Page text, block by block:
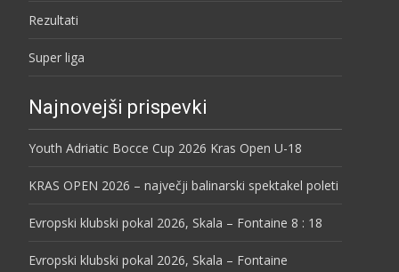
Rezultati
Super liga
Najnovejši prispevki
Youth Adriatic Bocce Cup 2026 Kras Open U-18
KRAS OPEN 2026 – največji balinarski spektakel poleti
Evropski klubski pokal 2026, Skala – Fontaine 8 : 18
Evropski klubski pokal 2026, Skala – Fontaine